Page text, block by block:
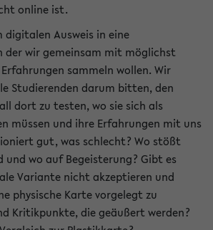
online ist.
Ausweis in eine
der wir gemeinsam mit möglichst
sammeln wollen. Wir
Studierenden darum bitten, den
dort zu testen, wo sie sich als
müssen und ihre Erfahrungen mit uns
gut, was schlecht? Wo stößt
und wo auf Begeisterung? Gibt es
Variante nicht akzeptieren und
physische Karte vorgelegt zu
Kritikpunkte, die geäußert werden?